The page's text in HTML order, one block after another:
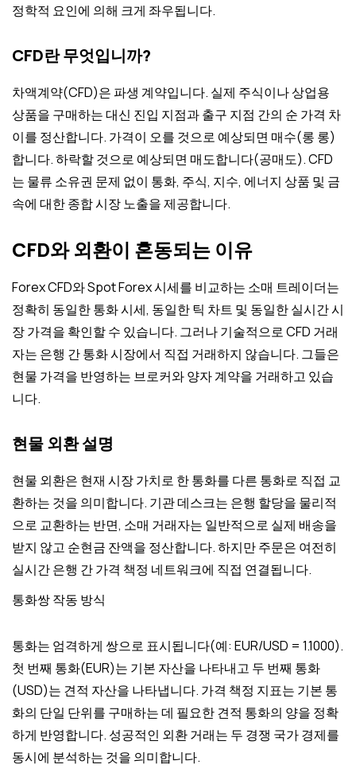
정학적 요인에 의해 크게 좌우됩니다.
CFD란 무엇입니까?
차액계약(CFD)은 파생 계약입니다. 실제 주식이나 상업용
상품을 구매하는 대신 진입 지점과 출구 지점 간의 순 가격 차
이를 정산합니다. 가격이 오를 것으로 예상되면 매수(롱 롱)
합니다. 하락할 것으로 예상되면 매도합니다(공매도). CFD
는 물류 소유권 문제 없이 통화, 주식, 지수, 에너지 상품 및 금
속에 대한 종합 시장 노출을 제공합니다.
CFD와 외환이 혼동되는 이유
Forex CFD와 Spot Forex 시세를 비교하는 소매 트레이더는
정확히 동일한 통화 시세, 동일한 틱 차트 및 동일한 실시간 시
장 가격을 확인할 수 있습니다. 그러나 기술적으로 CFD 거래
자는 은행 간 통화 시장에서 직접 거래하지 않습니다. 그들은
현물 가격을 반영하는 브로커와 양자 계약을 거래하고 있습
니다.
현물 외환 설명
현물 외환은 현재 시장 가치로 한 통화를 다른 통화로 직접 교
환하는 것을 의미합니다. 기관 데스크는 은행 할당을 물리적
으로 교환하는 반면, 소매 거래자는 일반적으로 실제 배송을
받지 않고 순현금 잔액을 정산합니다. 하지만 주문은 여전히 ​​
실시간 은행 간 가격 책정 네트워크에 직접 연결됩니다.
통화쌍 작동 방식
통화는 엄격하게 쌍으로 표시됩니다(예: EUR/USD = 1.1000).
첫 번째 통화(EUR)는 기본 자산을 나타내고 두 번째 통화
(USD)는 견적 자산을 나타냅니다. 가격 책정 지표는 기본 통
화의 단일 단위를 구매하는 데 필요한 견적 통화의 양을 정확
하게 반영합니다. 성공적인 외환 거래는 두 경쟁 국가 경제를
동시에 분석하는 것을 의미합니다.